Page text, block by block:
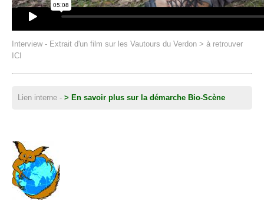
Interview - Extrait d'un film sur les Vautours du Verdon > à retrouver
ICI
Lien interne - > En savoir plus sur la démarche Bio-Scène